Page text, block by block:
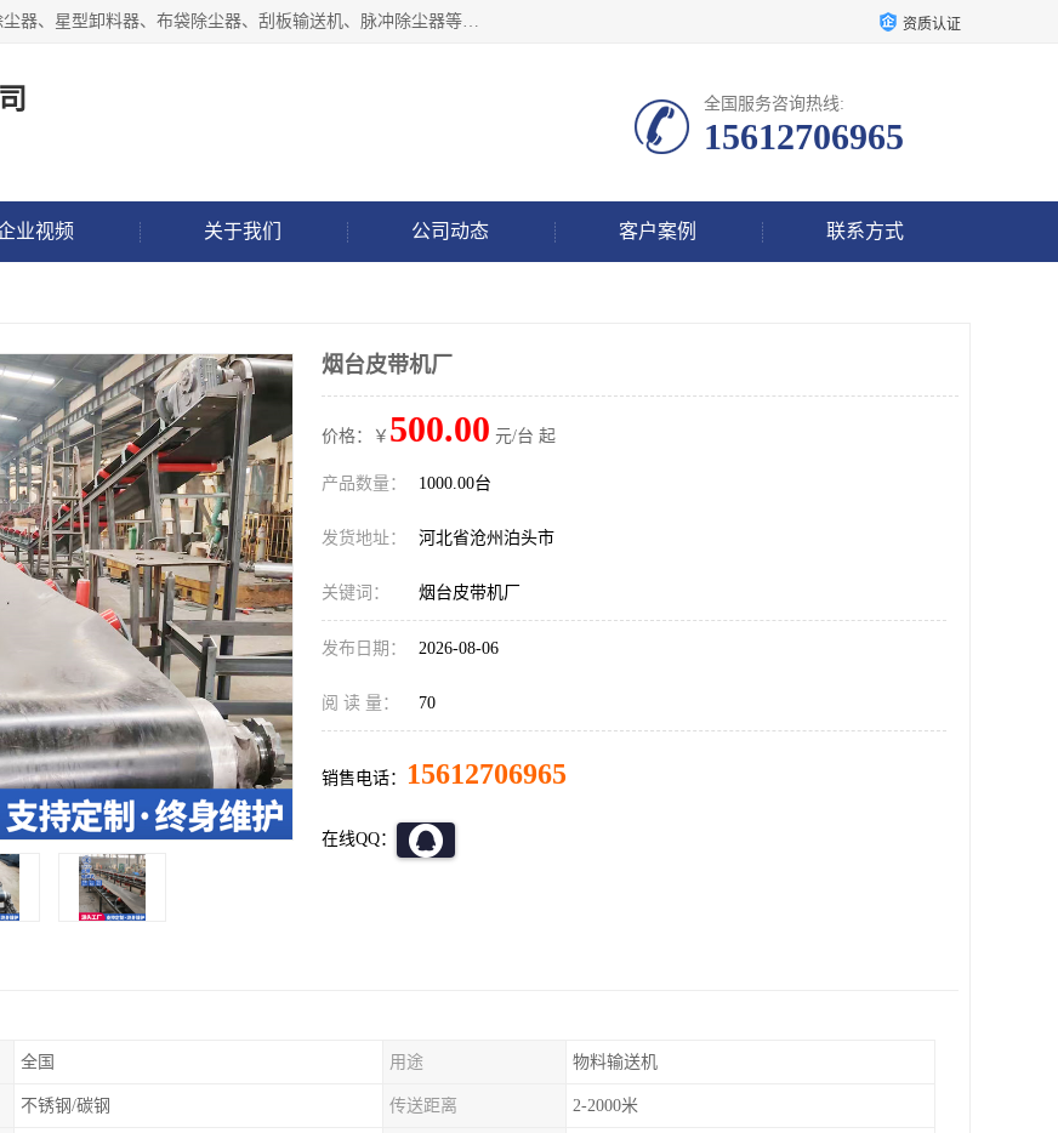
泊头市正康机械设备制造有限公司 I55I2882966 主要产品：袋式除尘器、星型卸料器、布袋除尘器、刮板输送机、脉冲除尘器等产品厂家。公司拥有研发人才和技术专员，有丰厚的物质资源和人力资源，公司结合客户现场使用要求采用计算机辅助制图，并根据客户的需求为之选型，提供有限的设计方案，以满足客户的使用需求。I56I27O6965 资质认证
全国服务咨询热线:
15612706965
业视频 关于我们 公司动态 客户案例 联系方式
烟台皮带机厂
价格：￥ 500.00 元/台 起
产品数量： 1000.00台
发货地址： 河北省沧州泊头市
关键词： 烟台皮带机厂
发布日期： 2026-08-06
阅 读 量： 70
销售电话： 15612706965
在线QQ：
全国 用途 物料输送机
不锈钢/碳钢 传送距离 2-2000米